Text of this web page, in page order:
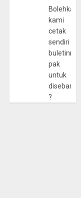
Bolehkah
kami
cetak
sendiri
pak
untuk
?